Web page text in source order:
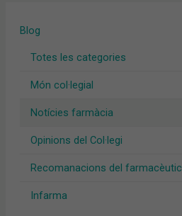
Blog
Totes les categories
Món col·legial
Notícies farmàcia
Opinions del Col·legi
Recomanacions del farmacèutic
Infarma